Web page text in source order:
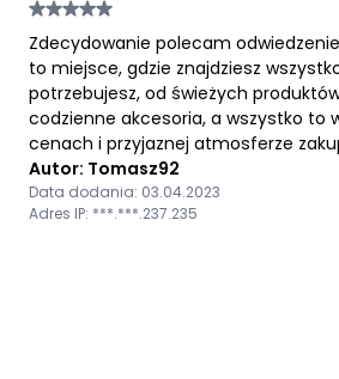
Zdecydowanie polecam odwiedzenie
to miejsce, gdzie znajdziesz
potrzebujesz, od świeżych
codzienne akcesoria, a wszystko to
cenach i przyjaznej atmosferze
Autor: Tomasz92
Data dodania: 03.04.2023
Adres IP: ***.***.237.235